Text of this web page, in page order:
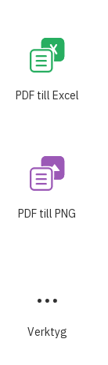
PDF till Excel
PDF till PNG
Verktyg